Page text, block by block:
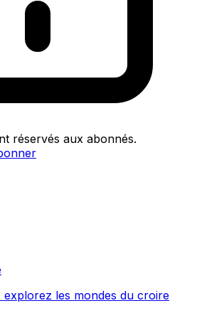
réservés aux abonnés.
explorez les mondes du croire